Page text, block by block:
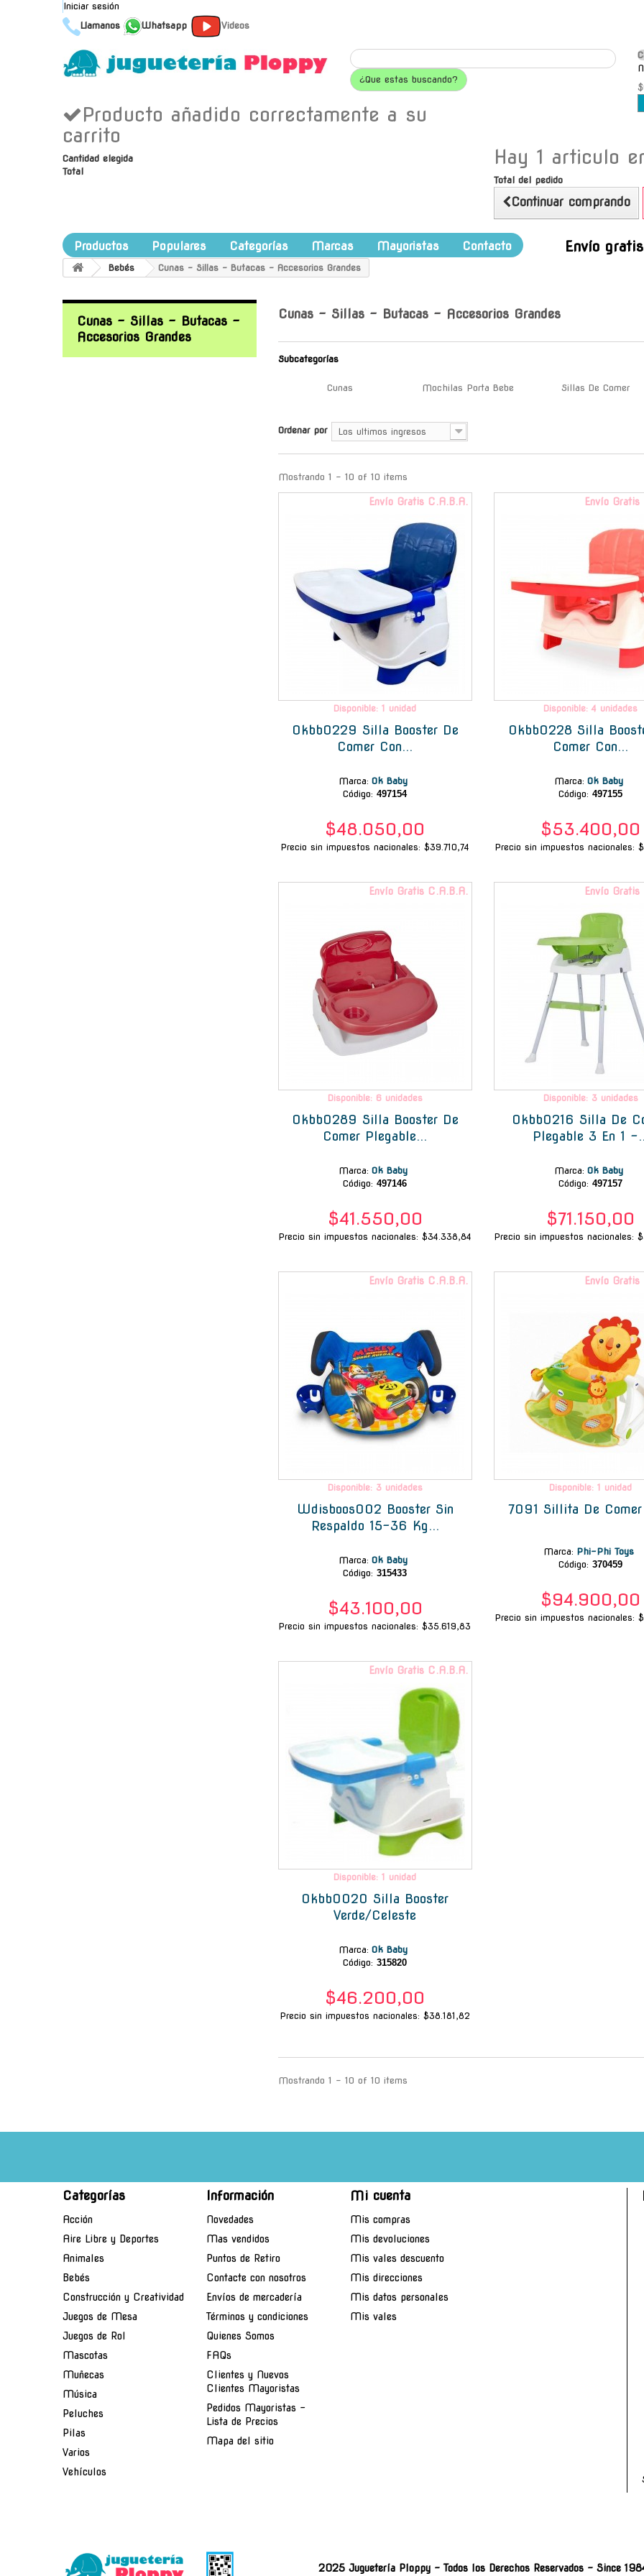
Iniciar sesión
Llamanos
Whatsapp Videos
¿Que estas buscando?
Producto añadido correctamente a su
carrito
Cantidad elegida
Total
Hay 1 articulo
Total del pedido
Continuar comprando
Productos Populares Categorías Marcas Mayoristas Contacto Envío
Bebés Cunas - Sillas - Butacas - Accesorios Grandes
Cunas - Sillas - Butacas -
Accesorios Grandes
Cunas - Sillas - Butacas - Accesorios Grandes
Subcategorías
Cunas Mochilas Porta Bebe Sillas De Comer
Ordenar por Los ultimos ingresos
Mostrando 1 - 10 of 10 items
Envío Gratis C.A.B.A.
Disponible: 1 unidad
Okbb0229 Silla Booster De
Comer Con...
Marca: Ok Baby
Código: 497154
$48.050,00
Precio sin impuestos nacionales: $39.710,74
Envío
Disponible: 4 unidades
Okbb0228 Silla
Comer Con...
Marca: Ok Baby
Código: 497155
$53.400,00
Precio sin impuestos nacionales:
Envío Gratis C.A.B.A.
Disponible: 6 unidades
Okbb0289 Silla Booster De
Comer Plegable...
Marca: Ok Baby
Código: 497146
$41.550,00
Precio sin impuestos nacionales: $34.338,84
Envío
Disponible: 3 unidades
Okbb0216 Silla De
Plegable 3 En 1 -
Marca: Ok Baby
Código: 497157
$71.150,00
Precio sin impuestos nacionales:
Envío Gratis C.A.B.A.
Disponible: 3 unidades
Wdisboos002 Booster Sin
Respaldo 15-36 Kg...
Marca: Ok Baby
Código: 315433
$43.100,00
Precio sin impuestos nacionales: $35.619,83
Envío
Disponible: 1 unidad
7091 Sillita De Comer
Marca: Phi-Phi Toys
Código: 370459
$94.900,00
Precio sin impuestos nacionales:
Envío Gratis C.A.B.A.
Disponible: 1 unidad
Okbb0020 Silla Booster
Verde/Celeste
Marca: Ok Baby
Código: 315820
$46.200,00
Precio sin impuestos nacionales: $38.181,82
Mostrando 1 - 10 of 10 items
Categorías
Acción
Aire Libre y Deportes
Animales
Bebés
Construcción y Creatividad
Juegos de Mesa
Juegos de Rol
Mascotas
Muñecas
Música
Peluches
Pilas
Varios
Vehículos
Información
Novedades
Mas vendidos
Puntos de Retiro
Contacte con nosotros
Envíos de mercadería
Términos y condiciones
Quienes Somos
FAQs
Clientes y Nuevos
Clientes Mayoristas
Pedidos Mayoristas -
Lista de Precios
Mapa del sitio
Mi cuenta
Mis compras
Mis devoluciones
Mis vales descuento
Mis direcciones
Mis datos personales
Mis vales
2025 Juguetería Ploppy - Todos los Derechos Reservados - Since